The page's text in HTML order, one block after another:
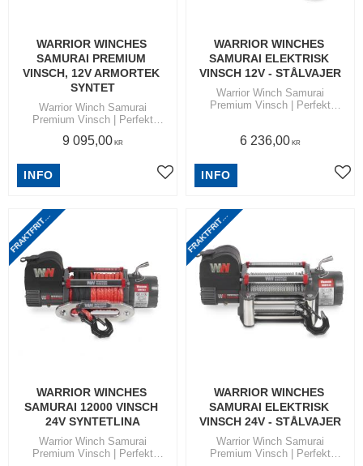
WARRIOR WINCHES
SAMURAI PREMIUM
VINSCH, 12V ARMORTEK
SYNTET
Warrior Winch Samurai
Premium Vinsch | Perfekt
dragkapacitet 3,6 ton och 5,4
9 095,00 KR
Lägg till i favoriter
INFO
WARRIOR WINCHES
SAMURAI ELEKTRISK
VINSCH 12V - STÅLVAJER
Warrior Winch Samurai
Premium Vinsch | Perfekt
och 6,5 ton
6 236,00 KR
INFO
WARRIOR WINCHES
SAMURAI 12000 VINSCH
24V SYNTETLINA
Warrior Winch Samurai
Premium Vinsch | Perfekt
F
R
A
K
T
F
R
I
T
T
I
N
O
M
S
V
E
R
I
G
E
WARRIOR WINCHES
SAMURAI ELEKTRISK
VINSCH 24V - STÅLVAJER
Warrior Winch Samurai
Premium Vinsch | Perfekt
F
R
A
K
T
F
R
I
T
T
I
N
O
M
S
V
E
R
I
G
E